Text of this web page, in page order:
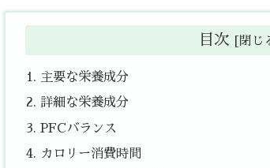
目次
主要な栄養成分
詳細な栄養成分
PFCバランス
カロリー消費時間